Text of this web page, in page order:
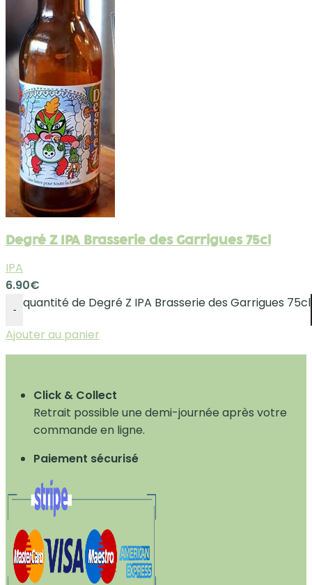
Degré Z IPA Brasserie des Garrigues 75cl
IPA
6.90€
-
quantité de Degré Z IPA Brasserie des Garrigues 75cl
Ajouter au panier
Click & Collect
Retrait possible une demi-journée après votre
commande en ligne.
Paiement sécurisé